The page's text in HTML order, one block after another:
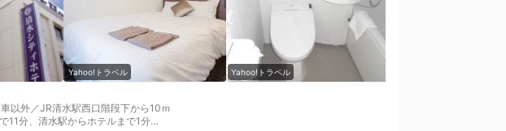
Yahoo!トラベル Yahoo!トラベル
以外／JR清水駅西口階段下から10ｍ
11分、清水駅からホテルまで1分